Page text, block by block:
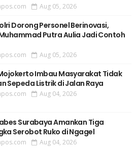
Aug 05, 2026
Dorong Personel Berinovasi,
Putra Aulia Jadi Contoh
Aug 05, 2026
Imbau Masyarakat Tidak
Sepeda Listrik di Jalan Raya
Aug 04, 2026
Surabaya Amankan Tiga
Serobot Ruko di Ngagel
Aug 04, 2026